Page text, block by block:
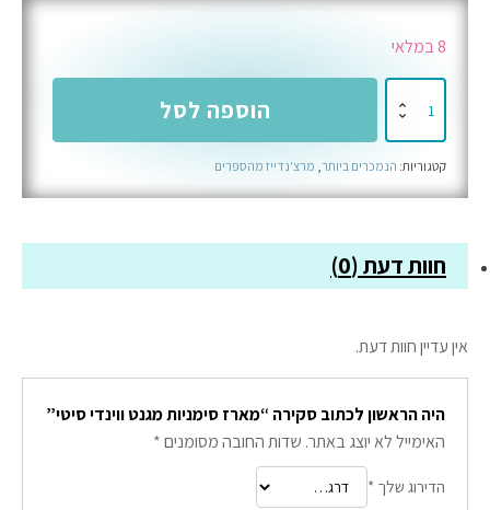
8 במלאי
סימניות
מגנט
סיטי
הוספה לסל
קטגוריות: הנמכרים ביותר, מרצ'נדייז מהספרים
חוות דעת (0)
אין עדיין חוות דעת.
היה הראשון לכתוב סקירה “מארז סימניות מגנט ווינדי סיטי”
האימייל לא יוצג באתר. שדות החובה מסומנים*
הדירוג שלך *